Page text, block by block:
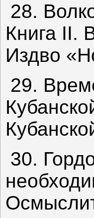
28.
Книга II.
Издво
29.
30.